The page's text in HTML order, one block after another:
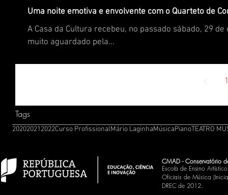
Uma noite emotiva e envolvente com o Quarteto de
A Casa da Cultura recebeu, no passado sábado, 29
muito aguardado pela...
Tags
202020212022Curso ProfissionalMário LaginhaMúsicaPianoTEATRO
CMAD - Conservatório
Escola de Ensino
Oficiais de Música
DREC de 2012.